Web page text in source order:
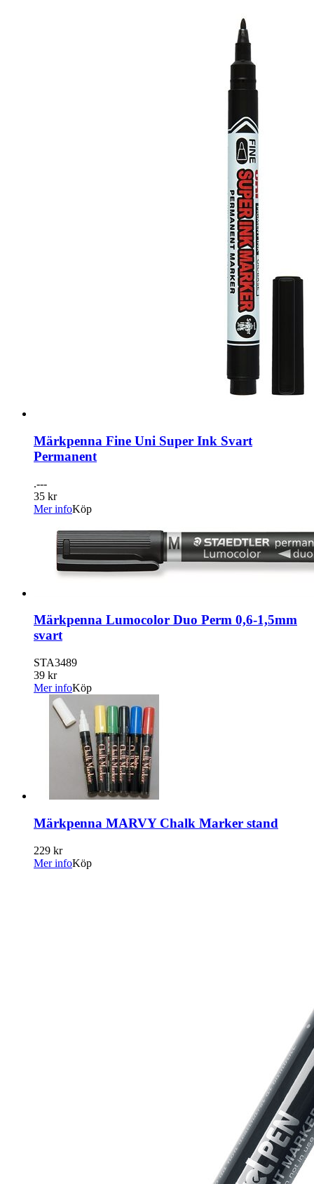
Märkpenna Fine Uni Super Ink Svart
Permanent
.---
35 kr
Mer infoKöp
Märkpenna Lumocolor Duo Perm 0,6-1,5mm
svart
STA3489
39 kr
Mer infoKöp
Märkpenna MARVY Chalk Marker stand
229 kr
Mer infoKöp